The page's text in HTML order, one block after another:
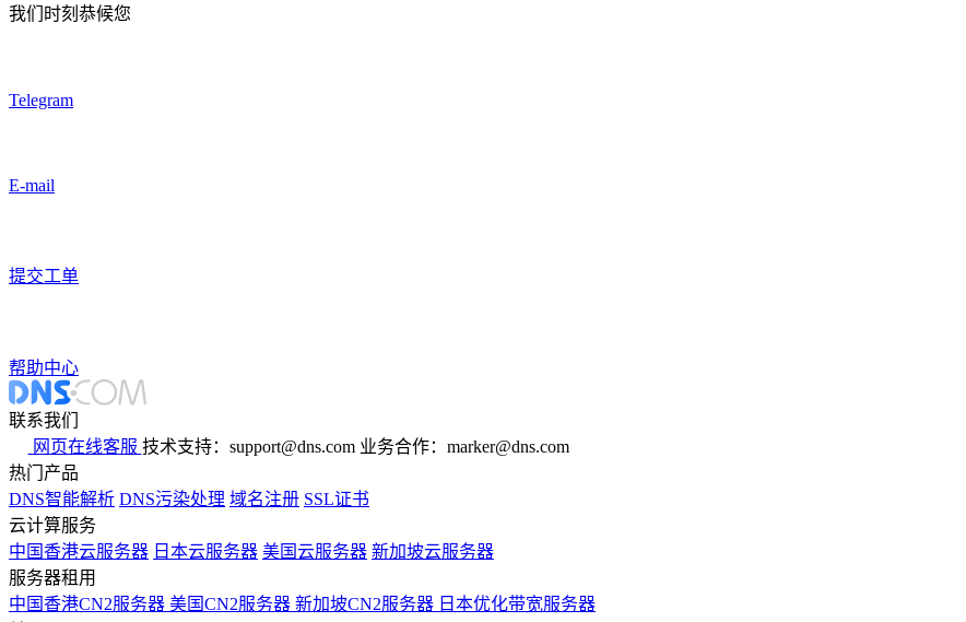
我们时刻恭候您
Telegram
E-mail
提交工单
帮助中心
联系我们
网页在线客服 技术支持：support@dns.com 业务合作：marker@dns.com
热门产品
DNS智能解析 DNS污染处理 域名注册 SSL证书
云计算服务
中国香港云服务器 日本云服务器 美国云服务器 新加坡云服务器
服务器租用
中国香港CN2服务器 美国CN2服务器 新加坡CN2服务器 日本优化带宽服务器